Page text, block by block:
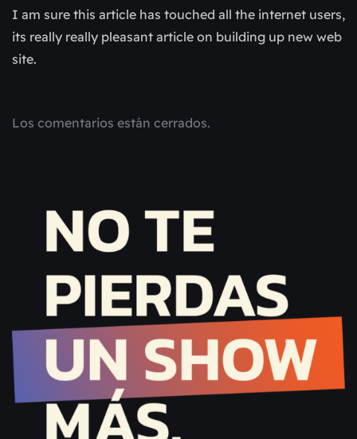
I am sure this article has touched all the internet users,
its really really pleasant article on building up new web
site.
Los comentarios están cerrados.